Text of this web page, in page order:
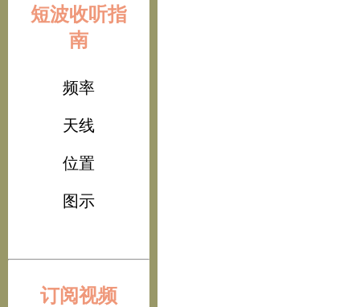
短波收听指
南
频率
天线
位置
图示
订阅视频